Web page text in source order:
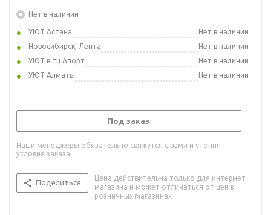
Нет в наличии
УЮТ Астана
Нет в наличии
Новосибирск, Лента
Нет в наличии
УЮТ в тц Апорт
Нет в наличии
УЮТ Алматы
Нет в наличии
Под заказ
Наши менеджеры обязательно свяжутся с вами и уточнят
условия заказа
Поделиться
Цена действительна только для интернет-
магазина и может отличаться от цен в
розничных магазинах